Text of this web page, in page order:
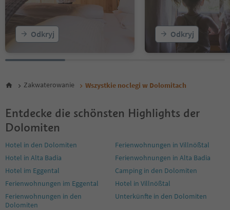
29
30
33
35
36
37
38
39
40
41
42
43
44
Odkryj Odkryj
Zakwaterowanie Wszystkie noclegi w Dolomitach
Entdecke die schönsten Highlights der
Dolomiten
Hotel in den Dolomiten
Ferienwohnungen in Villnößtal
Hotel in Alta Badia
Ferienwohnungen in Alta Badia
Hotel im Eggental
Camping in den Dolomiten
Ferienwohnungen im Eggental
Hotel in Villnößtal
Ferienwohnungen in den
Dolomiten
Unterkünfte in den Dolomiten